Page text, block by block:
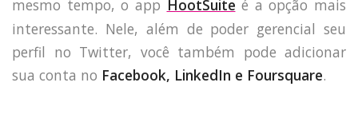
mesmo tempo, o app HootSuite é a opção mais
interessante. Nele, além de poder gerencial seu
perfil no Twitter, você também pode adicionar
sua conta no Facebook, LinkedIn e Foursquare.